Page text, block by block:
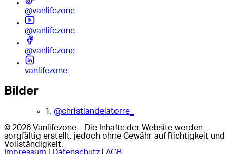
@vanlifezone
@vanlifezone
@vanlifezone
vanlifezone
Bilder
1. @christiandelatorre_
© 2026 Vanlifezone – Die Inhalte der Website werden
sorgfältig erstellt, jedoch ohne Gewähr auf Richtigkeit und
Vollständigkeit.